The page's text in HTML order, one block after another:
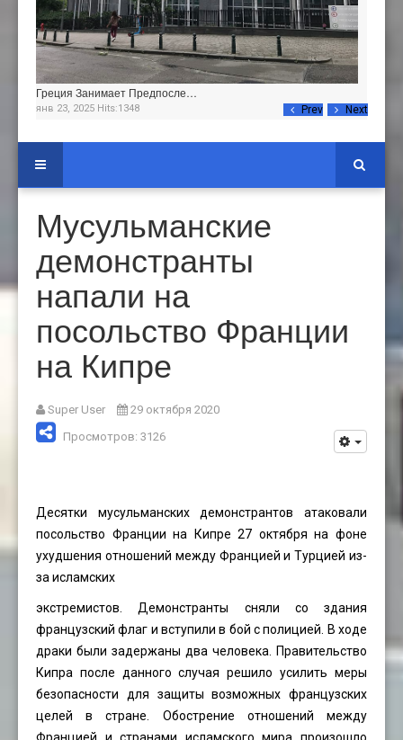
Prev Next
Греция Занимает Предпосле…
янв 23, 2025 Hits:1348
Мусульманские
демонстранты
напали на
посольство Франции
на Кипре
Super User
29 октября 2020
Просмотров: 3126
Десятки мусульманских демонстрантов атаковали
посольство Франции на Кипре 27 октября на фоне
ухудшения отношений между Францией и Турцией из-
за исламских
экстремистов. Демонстранты сняли со здания
французский флаг и вступили в бой с полицией. В ходе
драки были задержаны два человека. Правительство
Кипра после данного случая решило усилить меры
безопасности для защиты возможных французских
целей в стране. Обострение отношений между
Францией и странами исламского мира произошло